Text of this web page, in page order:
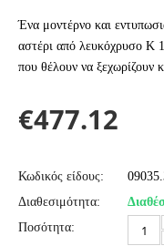
Ένα μοντέρνο και
αστέρι από λευκόχρυσο Κ
που θέλουν να ξεχωρίζουν
€477.12
Κωδικός είδους:
Διαθεσιμότητα:
Ποσότητα: